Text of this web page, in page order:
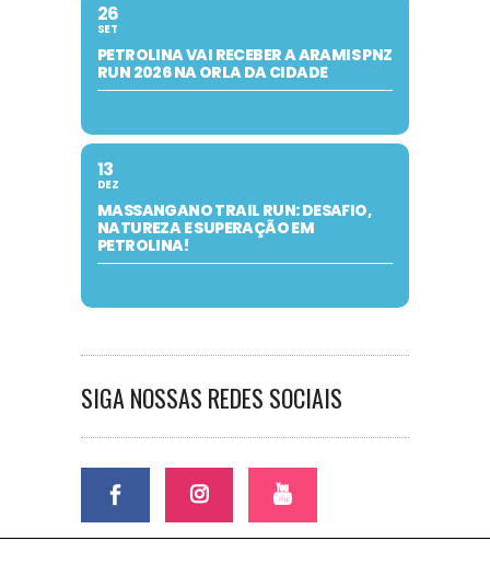
26
SET
PETROLINA VAI RECEBER A ARAMIS PNZ
RUN 2026 NA ORLA DA CIDADE
13
DEZ
MASSANGANO TRAIL RUN: DESAFIO,
NATUREZA E SUPERAÇÃO EM
PETROLINA!
SIGA NOSSAS REDES SOCIAIS